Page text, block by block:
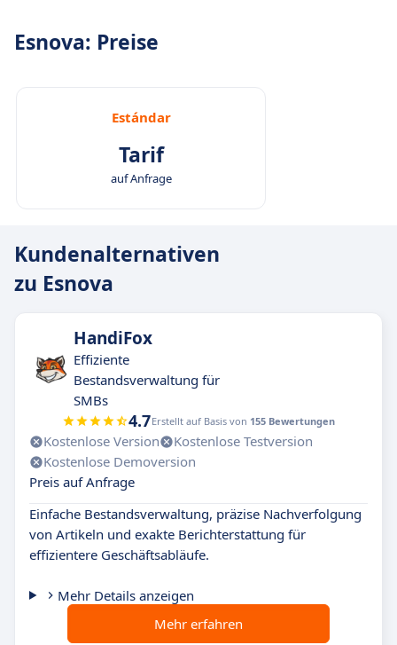
Esnova: Preise
Estándar
Tarif
auf Anfrage
Kundenalternativen
zu Esnova
HandiFox
Effiziente
Bestandsverwaltung für
SMBs
4.7Erstellt auf Basis von 155 Bewertungen
Kostenlose Version
Kostenlose Testversion
Kostenlose Demoversion
Preis auf Anfrage
Einfache Bestandsverwaltung, präzise Nachverfolgung
von Artikeln und exakte Berichterstattung für
effizientere Geschäftsabläufe.
Mehr Details anzeigen
Mehr erfahren